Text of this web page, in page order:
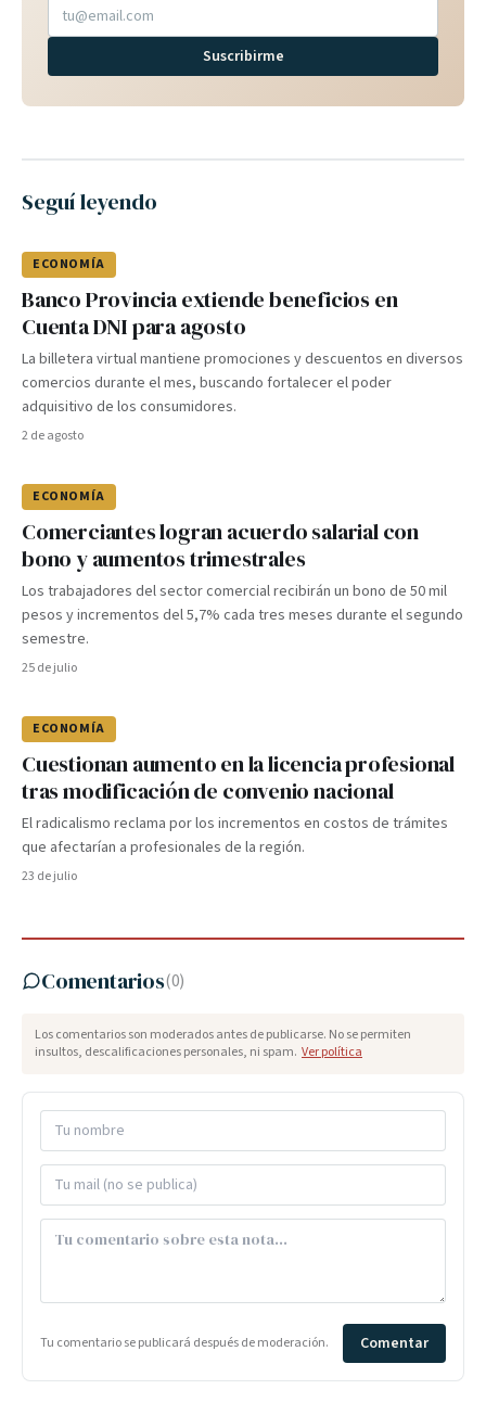
Suscribirme
Seguí leyendo
ECONOMÍA
Banco Provincia extiende beneficios en
Cuenta DNI para agosto
La billetera virtual mantiene promociones y descuentos en diversos
comercios durante el mes, buscando fortalecer el poder
adquisitivo de los consumidores.
2 de agosto
ECONOMÍA
Comerciantes logran acuerdo salarial con
bono y aumentos trimestrales
Los trabajadores del sector comercial recibirán un bono de 50 mil
pesos y incrementos del 5,7% cada tres meses durante el segundo
semestre.
25 de julio
ECONOMÍA
Cuestionan aumento en la licencia profesional
tras modificación de convenio nacional
El radicalismo reclama por los incrementos en costos de trámites
que afectarían a profesionales de la región.
23 de julio
Comentarios(0)
Los comentarios son moderados antes de publicarse. No se permiten
insultos, descalificaciones personales, ni spam. Ver política
Tu comentario se publicará después de moderación. Comentar